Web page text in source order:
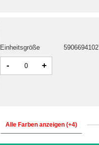
Einheitsgröße
- +
Alle Farben anzeigen (+4)